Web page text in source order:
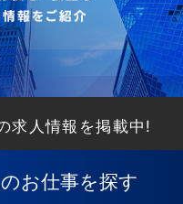
求人情報を掲載中!
お仕事を探す